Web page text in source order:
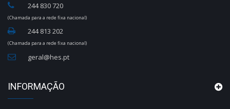
244 830 720
(Chamada para a rede fixa nacional)
244 813 202
(Chamada para a rede fixa nacional)
geral@hes.pt
INFORMAÇÃO